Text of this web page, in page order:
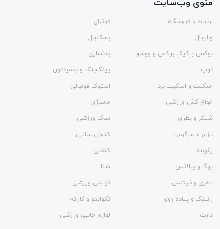
منوی وب‌سایت
ارتباط با فروشگاه
فوتبال
والیبال
بسکتبال
بوکس و کیک بوکس و ووشو
بدنسازی
توپ
پینگ‌پنگ و بدمينتون
اسکیت و اسکیت برد
استوک فوتبالی
انواع کش ورزشی
ماساژور
شیکر و بطری
ساک ورزشی
بازی و سرگرمی
کتونی سالنی
زانوبند
کشتی
یوگا و پیلاتس
شنا
لاغری و فیتنس
تزئینی ورزشی
رانینگ و پیاده روی
تکواندو و کاراته
دارت
لوازم جانبی ورزشی